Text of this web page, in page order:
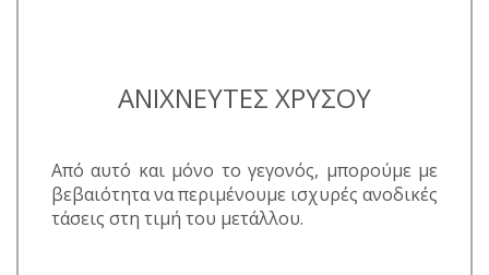
ΑΝΙΧΝΕΥΤΕΣ ΧΡΥΣΟΥ
Από αυτό και μόνο το γεγονός, μπορούμε με
βεβαιότητα να περιμένουμε ισχυρές ανοδικές
τάσεις στη τιμή του μετάλλου.